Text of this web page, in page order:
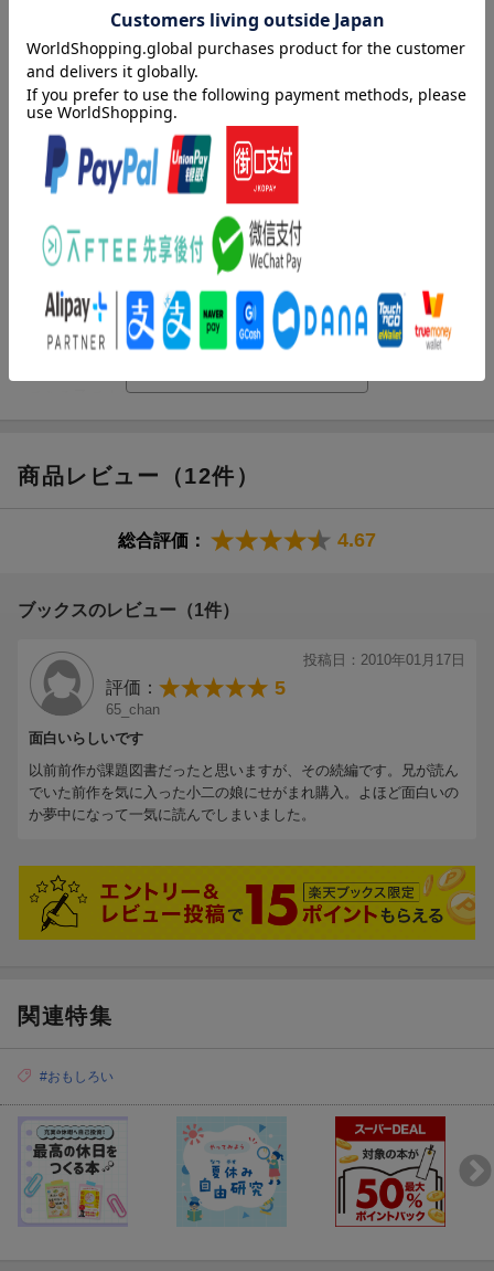
かわりあいながら、成長していく物語ー。小学校中学年から。
内容紹介（情報提供：絵本ナビ）
「チームあした」で純とダブルスを組んだ広海が今度は主人公
です。
前作と被るシーンもありますが、主人公が違うので目線が違っ
たところも面白かったです。あの時、広海はこんなこと考えて
いたんだと思いました。広海くん、純くんのことも双子のお兄
ちゃんのことも大好きですね！
「チームふたり」で主人公だった大地がオール5の成績をとった
できる子ですねー。
広海・大滝コーチVS大地・純のダブルス対決が見られますよ。
（みちんさんさん 30代・愛知県 女の子3歳、女の子1歳）
商品レビュー（12件）
総合評価： 4.67
ブックスのレビュー（1件）
投稿日：2010年01月17日
評価： 5
65_chan
面白いらしいです
以前前作が課題図書だったと思いますが、その続編です。兄が読ん
でいた前作を気に入った小二の娘にせがまれ購入。よほど面白いの
か夢中になって一気に読んでしまいました。
関連特集
#おもしろい